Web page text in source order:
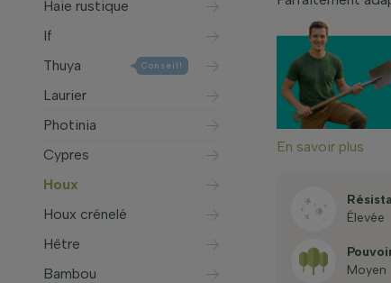
Haie rustique
If
Thuya
Conseil!
Laurier
Photinia
Cypres
Houx
Houx crénelé
Hêtre
Bambou
En savoir plus
Élevée
Moyen